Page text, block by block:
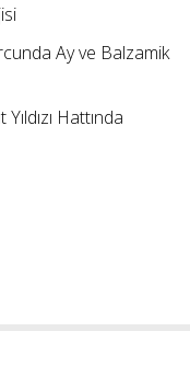
Ay ve Balzamik
Hattında